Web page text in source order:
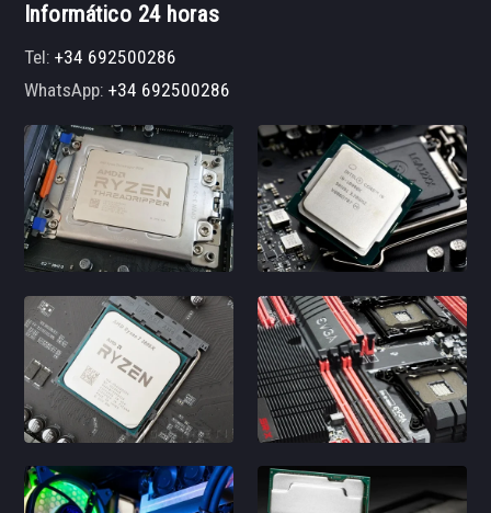
Informático 24 horas
Tel:+34 692500286
WhatsApp:+34 692500286